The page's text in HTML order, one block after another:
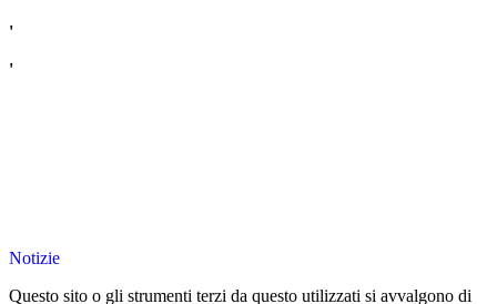
'
'
Notizie
Questo sito o gli strumenti terzi da questo utilizzati si avvalgono di